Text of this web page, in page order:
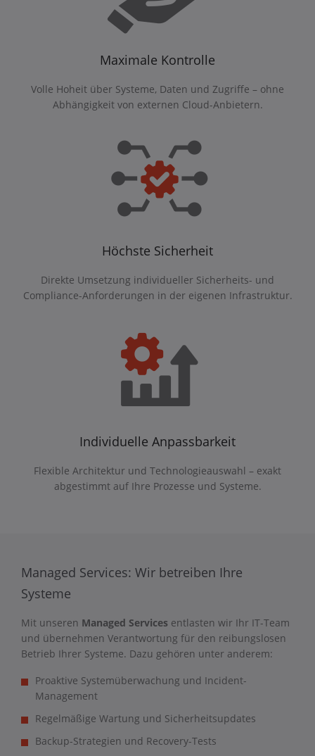
Maximale Kontrolle
Volle Hoheit über Systeme, Daten und Zugriffe – ohne
Abhängigkeit von externen Cloud-Anbietern.
Höchste Sicherheit
Direkte Umsetzung individueller Sicherheits- und
Compliance-Anforderungen in der eigenen Infrastruktur.
Individuelle Anpassbarkeit
Flexible Architektur und Technologieauswahl – exakt
abgestimmt auf Ihre Prozesse und Systeme.
Managed Services: Wir betreiben Ihre
Systeme
Mit unseren Managed Services entlasten wir Ihr IT-Team
und übernehmen Verantwortung für den reibungslosen
Betrieb Ihrer Systeme. Dazu gehören unter anderem:
Proaktive Systemüberwachung und Incident-
Management
Regelmäßige Wartung und Sicherheitsupdates
Backup-Strategien und Recovery-Tests